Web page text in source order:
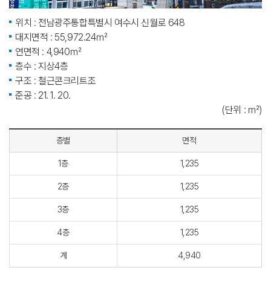
위치 : 전남광주통합특별시 여수시 신월로 648
대지면적 : 55,972.24㎡
연면적 : 4,940㎡
층수 : 지상4층
구조 : 철근콘크리트조
준공 : 21. 1. 20.
(단위 : ㎡)
층별 면적
1층 1,235
2층 1,235
3층 1,235
4층 1,235
계 4,940